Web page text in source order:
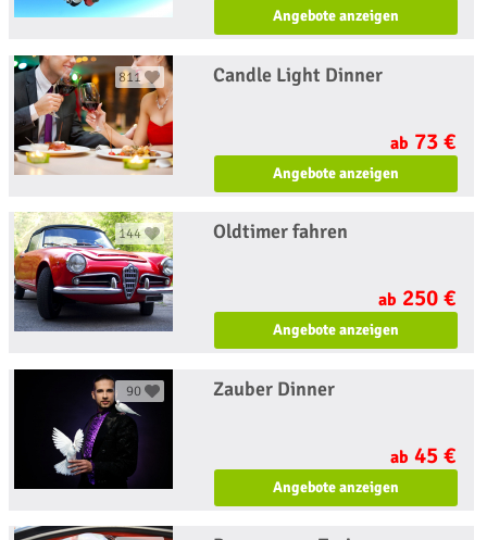
Angebote anzeigen
811 Candle Light Dinner
ab 73 €
Angebote anzeigen
144 Oldtimer fahren
ab 250 €
Angebote anzeigen
90 Zauber Dinner
ab 45 €
Angebote anzeigen